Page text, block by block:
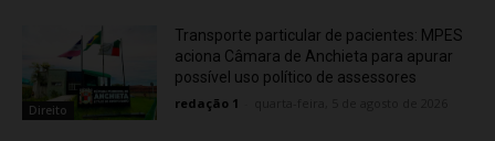
Direito
Transporte particular de pacientes: MPES
aciona Câmara de Anchieta para apurar
possível uso político de assessores
redação 1